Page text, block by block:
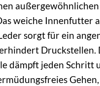
außergewöhnlichen
weiche Innenfutter
sorgt für ein
Druckstellen.
dämpft jeden Schritt